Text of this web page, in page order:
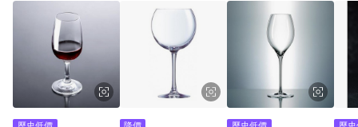
回饋。 5. 點數回饋會扣除所有折扣優惠後之最終發票金額計算，
實際回饋請依LINE購物通知為主。 6. 訂單如有使用東森購物
ETMall站內之折扣優惠(包含但不限於東森幣、樂透金、東森現金
券等)，不具點數回饋資格。詳細請依東森購物ETMall之結帳頁面
顯示為準。 7. LINE購物設有「單一商品最高回饋點數」機制(特
殊活動時開放「回饋無上限」)，以同一訂單中同一商品不論件數
計算，並依訂單成立時間當下LINE購物所設定的回饋機制為準。